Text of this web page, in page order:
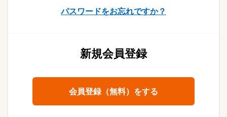
パスワードをお忘れですか？
新規会員登録
会員登録（無料）をする